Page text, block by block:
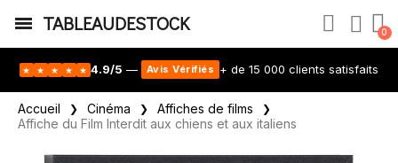
TABLEAUDESTOCK
★ ★ ★ ★ ★ 4.9/5 — Avis Vérifiés + de 15 000 clients satisfaits
Accueil Cinéma
Affiches de films
Affiche du Film Interdit aux chiens et aux italiens